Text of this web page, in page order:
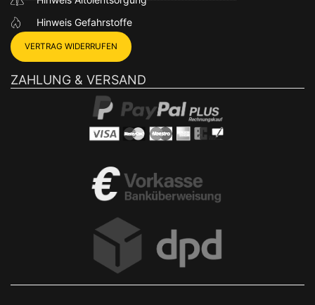
Hinweis Gefahrstoffe
VERTRAG WIDERRUFEN
ZAHLUNG & VERSAND